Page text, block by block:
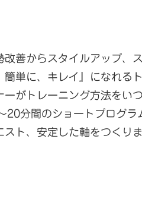
改善からスタイルアップ、
簡単に、キレイ』になれる
ーがトレーニング方法をい
20分間のショートプログラ
スト、安定した軸をつくり